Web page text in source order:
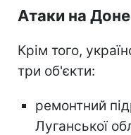
Атаки на
Крім того,
три об'єкти:
ремонтний
Луганської